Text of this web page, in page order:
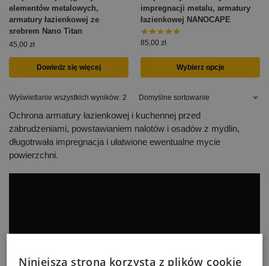
elementów metalowych,
armatury łazienkowej ze
srebrem Nano Titan
45,00 zł
Dowiedz się więcej
impregnacji metalu, armatury
łazienkowej NANOCAPE
85,00 zł
Wybierz opcje
Wyświetlanie wszystkich wyników: 2
Ochrona armatury łazienkowej i kuchennej przed
zabrudzeniami, powstawianiem nalotów i osadów z mydlin,
długotrwała impregnacja i ułatwione ewentualne mycie
powierzchni.
Niniejsza strona korzysta z plików cookie